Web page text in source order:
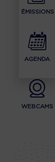
ÉMISSIONS
AGENDA
WEBCAMS